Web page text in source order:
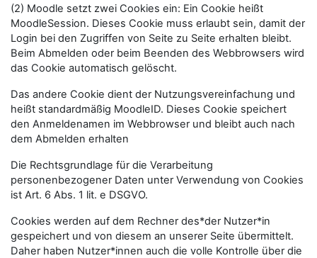
(2) Moodle setzt zwei Cookies ein: Ein Cookie heißt
MoodleSession. Dieses Cookie muss erlaubt sein, damit der
Login bei den Zugriffen von Seite zu Seite erhalten bleibt.
Beim Abmelden oder beim Beenden des Webbrowsers wird
das Cookie automatisch gelöscht.
Das andere Cookie dient der Nutzungsvereinfachung und
heißt standardmäßig MoodleID. Dieses Cookie speichert
den Anmeldenamen im Webbrowser und bleibt auch nach
dem Abmelden erhalten
Die Rechtsgrundlage für die Verarbeitung
personenbezogener Daten unter Verwendung von Cookies
ist Art. 6 Abs. 1 lit. e DSGVO.
Cookies werden auf dem Rechner des*der Nutzer*in
gespeichert und von diesem an unserer Seite übermittelt.
Daher haben Nutzer*innen auch die volle Kontrolle über die